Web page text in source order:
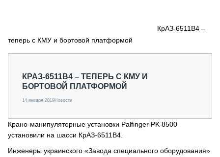
СПЕЦПРОЕКТЫ
О ПРОЕКТЕ
КрАЗ-6511В4 –
теперь с КМУ и бортовой платформой
КРАЗ-6511В4 – ТЕПЕРЬ С КМУ И
БОРТОВОЙ ПЛАТФОРМОЙ
14 января 2019Новости
Крано-манипуляторные установки Palfinger PK 8500
установили на шасси КрАЗ-6511В4.
Инженеры украинского «Завода специального оборудования»